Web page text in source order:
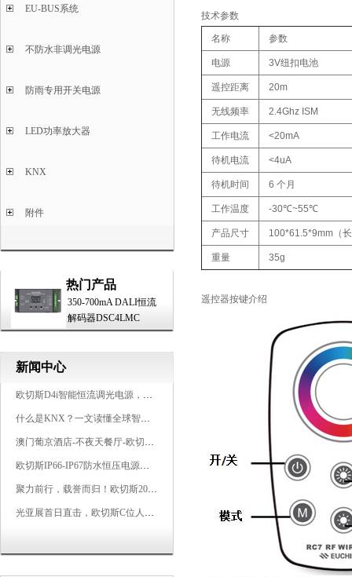
EU-BUS系统
不防水非调光电源
防雨专用开关电源
LED功率放大器
KNX
附件
热门产品
350-700mA DALI恒流
解码器DSC4LMC
新闻中心
欧切斯D4i智能恒流调光电源，引领未来照明生态
什么是KNX？一文读懂全球智能建筑控制标准
澳门葡京酒店-不夜天餐厅-欧切斯KNX智能控制系统打造高端智慧空间
欧切斯IP66-IP67防水恒压电源，无惧风雨，智稳如一
聚力前行，载誉而归！欧切斯2026光亚展完美收官
光亚展首日直击，欧切斯C位人气爆棚-双奖加冕，实力再出圈
技术参数
名称 参数
电源 3V纽扣电池
遥控距离 20m
无线频率 2.4Ghz ISM
工作电流 <20mA
待机电流 <4uA
待机时间 6 个月
工作温度 -30℃~55℃
产品尺寸 100*61.5*9mm（
重量 35g
遥控器按键介绍